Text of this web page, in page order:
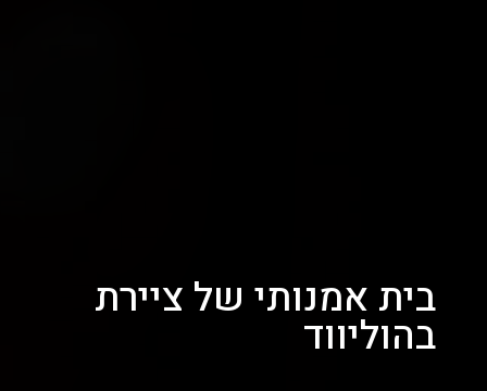
בית אמנותי של ציירת
בהוליווד